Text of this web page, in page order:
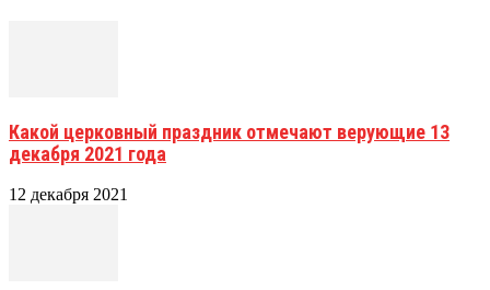
Какой церковный праздник отмечают верующие 13
декабря 2021 года
12 декабря 2021